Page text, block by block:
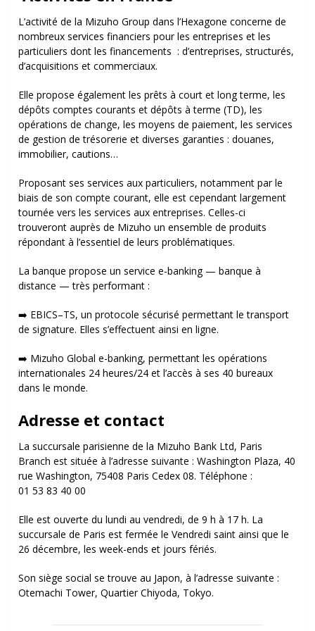
L’activité de la Mizuho Group dans l’Hexagone concerne de
nombreux services financiers pour les entreprises et les
particuliers dont les financements : d’entreprises, structurés,
d’acquisitions etcommerciaux.
Elle propose également les prêts à court et long terme, les
dépôts comptes courants et dépôts à terme (TD), les
opérations de change, les moyens de paiement, les services
de gestion de trésorerie et diverses garanties : douanes,
immobilier, cautions…
Proposant ses services aux particuliers, notamment par le
biais de son compte courant, elle est cependant largement
tournée vers les services aux entreprises. Celles-ci
trouveront auprès de Mizuho un ensemble de produits
répondant à l’essentiel de leurs problématiques.
La banque propose un service e-banking — banque à
distance — très performant :
➡️ EBICS–TS, un protocole sécurisé permettant le transport
de signature. Elles s’effectuent ainsi en ligne.
➡️ Mizuho Global e-banking, permettant les opérations
internationales 24 heures/24 et l’accès à ses 40 bureaux
dans le monde.
Adresse et contact
La succursale parisienne de la Mizuho Bank Ltd, Paris
Branch est située à l’adresse suivante :Washington Plaza, 40
rue Washington, 75408 Paris Cedex 08. Téléphone :
01 53 83 40 00
Elle est ouverte du lundi au vendredi, de 9 h à 17 h. La
succursale de Paris est fermée le Vendredi saint ainsi que le
26 décembre, les week-ends et jours fériés.
Son siège social se trouve au Japon, à l’adresse suivante :
Otemachi Tower,Quartier Chiyoda, Tokyo.